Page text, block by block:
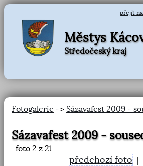
přejít
Městys
Středočeský kraj
Fotogalerie -> Sázavafest 2009 -
Sázavafest 2009 -
foto 2 z 21
předchozí foto |